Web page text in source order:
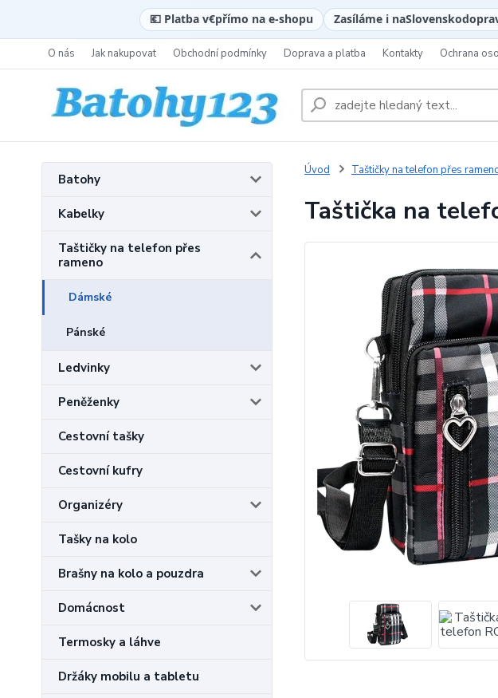
💶 Platba v€přímo na e-shopu Zasíláme i naSlovensko
O nás Jak nakupovat Obchodní podmínky Doprava a platba Kontakty Ochrana
Batohy
Kabelky
Taštičky na telefon přes
rameno
Dámské
Pánské
Ledvinky
Peněženky
Cestovní tašky
Cestovní kufry
Organizéry
Tašky na kolo
Brašny na kolo a pouzdra
Domácnost
Termosky a láhve
Držáky mobilu a tabletu
Úvod Taštičky na telefon přes
Taštička na